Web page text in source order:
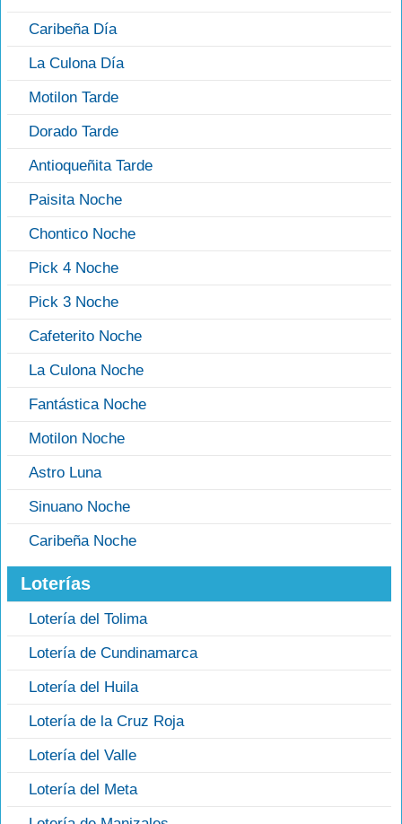
Caribeña Día
La Culona Día
Motilon Tarde
Dorado Tarde
Antioqueñita Tarde
Paisita Noche
Chontico Noche
Pick 4 Noche
Pick 3 Noche
Cafeterito Noche
La Culona Noche
Fantástica Noche
Motilon Noche
Astro Luna
Sinuano Noche
Caribeña Noche
Loterías
Lotería del Tolima
Lotería de Cundinamarca
Lotería del Huila
Lotería de la Cruz Roja
Lotería del Valle
Lotería del Meta